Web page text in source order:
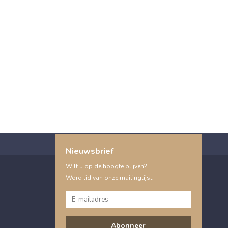
Nieuwsbrief
Wilt u op de hoogte blijven?
Word lid van onze mailinglijst:
Abonneer